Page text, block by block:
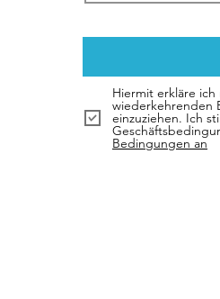
Hiermit erkläre
wiederkehrenden
einzuziehen. Ich
Bedingungen an